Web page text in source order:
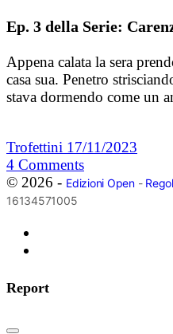
Ep. 3 della Serie:
Appena calata la sera
casa sua. Penetro
stava dormendo come un
Trofettini 17/11/2023
4 Comments
© 2026 - Edizioni Open-
16134571005
Report